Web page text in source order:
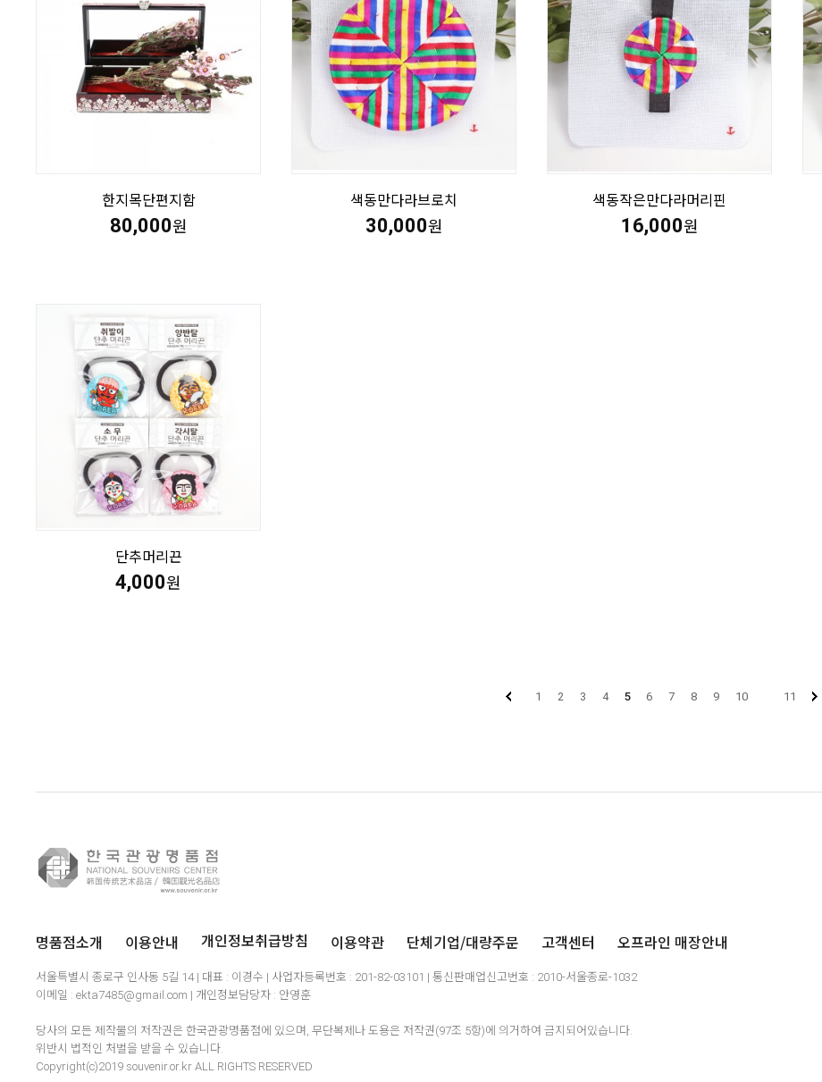
한지목단편지함
80,000원
색동만다라브로치
30,000원
색동작은만다라머리핀
16,000원
단추머리끈
4,000원
1 2 3 4 5 6 7 8 9 10 11
명품점소개 이용안내 개인정보취급방침 이용약관 단체기업/대량주문 고객센터 오프라인 매장안내
서울특별시 종로구 인사동 5길 14 | 대표 : 이경수 | 사업자등록번호 : 201-82-03101 | 통신판매업신고번호 : 2010-서울종로-1032
이메일 : ekta7485@gmail.com | 개인정보담당자 : 안영훈
당사의 모든 제작물의 저작권은 한국관광명품점에 있으며, 무단복제나 도용은 저작권(97조 5항)에 의거하여 금지되어있습니다.
위반시 법적인 처벌을 받을 수 있습니다.
Copyright(c)2019 souvenir.or.kr ALL RIGHTS RESERVED